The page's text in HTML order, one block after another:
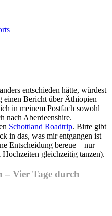
entschieden hätte, würdest
einen Bericht über Äthiopien
in meinem Postfach sowohl
nach Aberdeenshire.
Schottland Roadtrip. Birte gibt
in das, was mir entgangen ist
Entscheidung bereue – nur
gleichzeitig tanzen).
Vier Tage durch